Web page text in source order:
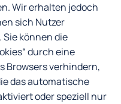
Wir erhalten jedoch
sich Nutzer
können die
durch eine
Browsers verhindern,
das automatische
oder speziell nur